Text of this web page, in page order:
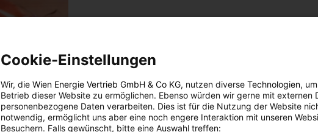
Cookie-Einstellungen
Wir, die Wien Energie Vertrieb GmbH & Co KG, nutzen diverse Technologien,
Betrieb dieser Website zu ermöglichen. Ebenso würden wir gerne mit externen
personenbezogene Daten verarbeiten. Dies ist für die Nutzung der Website
notwendig, ermöglicht uns aber eine noch engere Interaktion mit unseren
Besuchern. Falls gewünscht, bitte eine Auswahl treffen: